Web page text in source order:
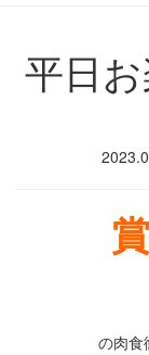
平日
の肉食